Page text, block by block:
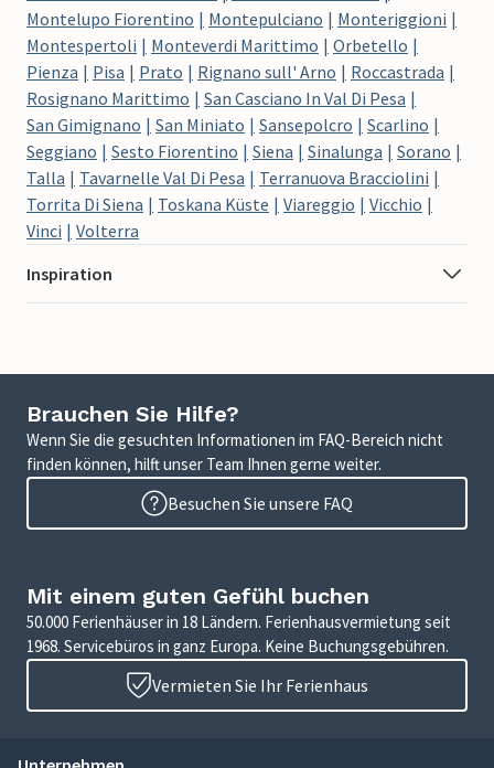
Montelupo Fiorentino
Montepulciano
Monteriggioni
Montespertoli
Monteverdi Marittimo
Orbetello
Pienza
Pisa Prato Rignano sull' Arno
Roccastrada
Rosignano Marittimo
San Casciano In Val Di Pesa
San Gimignano
San Miniato Sansepolcro
Scarlino
Seggiano
Sesto Fiorentino Siena Sinalunga
Sorano
Talla
Tavarnelle Val Di Pesa
Terranuova Bracciolini
Torrita Di Siena
Toskana Küste Viareggio
Vicchio
Vinci
Volterra
Inspiration
Brauchen Sie Hilfe?
Wenn Sie die gesuchten Informationen im FAQ-Bereich nicht
finden können, hilft unser Team Ihnen gerne weiter.
Besuchen Sie unsere FAQ
Mit einem guten Gefühl buchen
50.000 Ferienhäuser in 18 Ländern. Ferienhausvermietung seit
1968. Servicebüros in ganz Europa. Keine Buchungsgebühren.
Vermieten Sie Ihr Ferienhaus